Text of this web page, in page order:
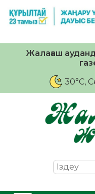
Жалағаш
30°C,